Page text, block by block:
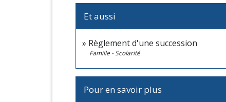
Et aussi
Règlement d'une succession
Famille - Scolarité
Pour en savoir plus